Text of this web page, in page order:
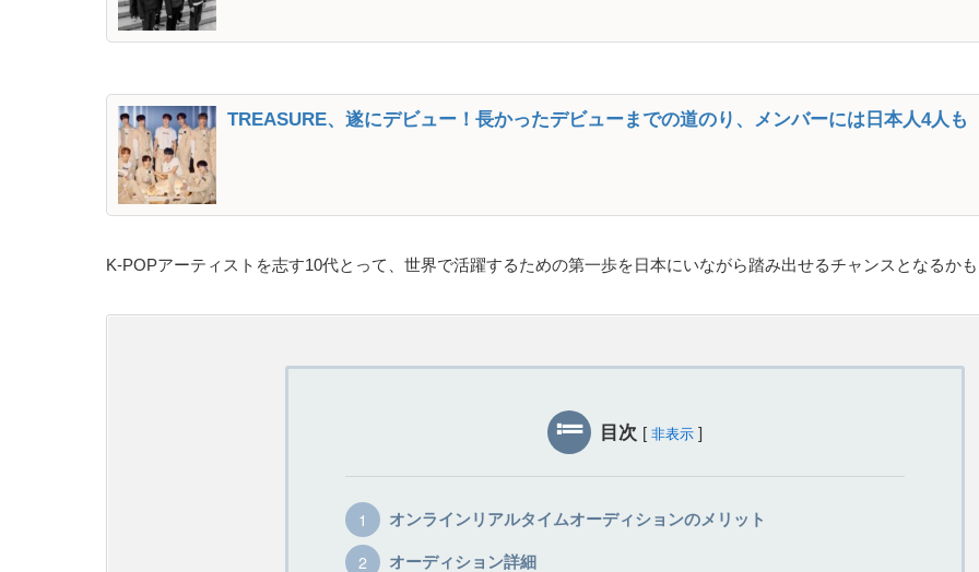
TREASURE、遂にデビュー！長かったデビューまでの道のり、メンバーには日本人4人も
K-POPアーティストを志す10代とって、世界で活躍するための第一歩を日本にいながら踏み出せるチャンスとなるか
目次 [ 非表示 ]
オンラインリアルタイムオーディションのメリット
オーディション詳細